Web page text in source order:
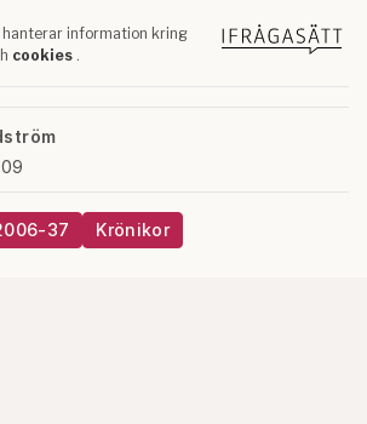
37 Krönikor